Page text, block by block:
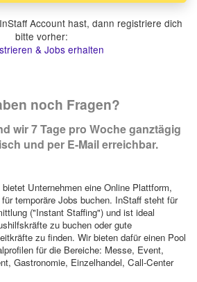
Account hast, dann registriere dich
bitte vorher:
& Jobs erhalten
noch Fragen?
wir 7 Tage pro Woche ganztägig
und per E-Mail erreichbar.
Unternehmen eine Online Plattform,
temporäre Jobs buchen. InStaff steht für
("Instant Staffing") und ist ideal
zu buchen oder gute
zu finden. Wir bieten dafür einen Pool
für die Bereiche: Messe, Event,
Gastronomie, Einzelhandel, Call-Center